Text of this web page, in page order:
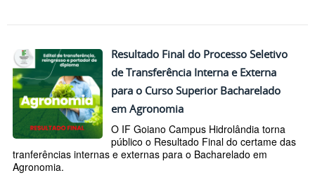
Resultado Final do Processo Seletivo
de Transferência Interna e Externa
para o Curso Superior Bacharelado
em Agronomia
O IF Goiano Campus Hidrolândia torna
público o Resultado Final do certame das
tranferências internas e externas para o Bacharelado em
Agronomia.